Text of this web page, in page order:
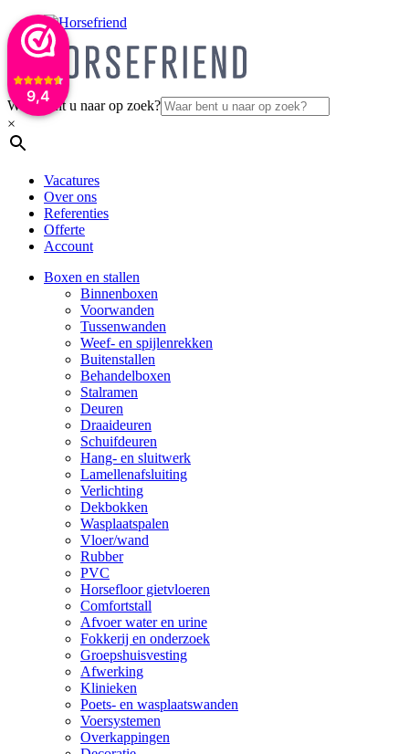
9,4
Waar bent u naar op zoek?
×
Vacatures
Over ons
Referenties
Offerte
Account
Boxen en stallen
Binnenboxen
Voorwanden
Tussenwanden
Weef- en spijlenrekken
Buitenstallen
Behandelboxen
Stalramen
Deuren
Draaideuren
Schuifdeuren
Hang- en sluitwerk
Lamellenafsluiting
Verlichting
Dekbokken
Wasplaatspalen
Vloer/wand
Rubber
PVC
Horsefloor gietvloeren
Comfortstall
Afvoer water en urine
Fokkerij en onderzoek
Groepshuisvesting
Afwerking
Klinieken
Poets- en wasplaatswanden
Voersystemen
Overkappingen